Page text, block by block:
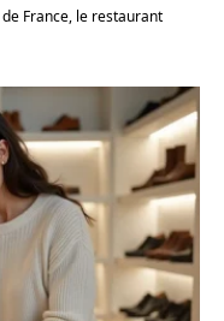
France, le restaurant